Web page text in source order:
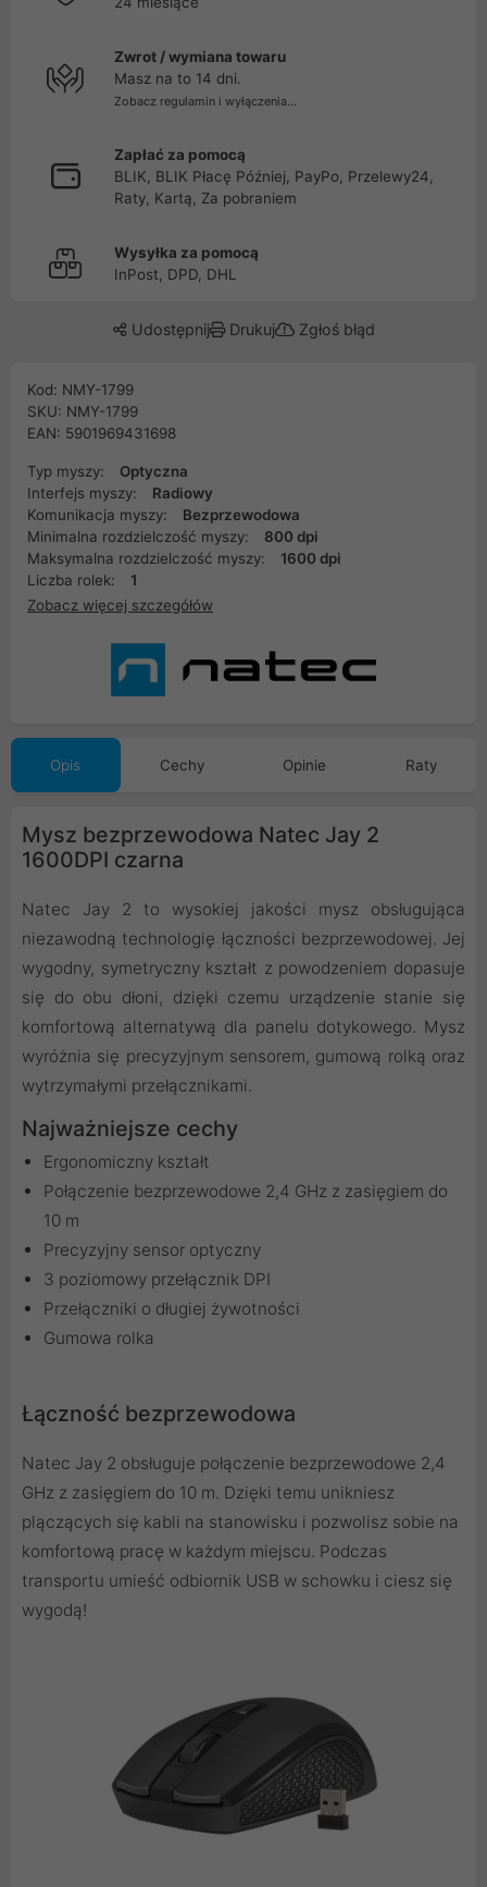
Zwrot / wymiana towaru
Masz na to 14 dni.
Zobacz regulamin i wyłączenia...
Zapłać za pomocą
BLIK, BLIK Płacę Później, PayPo, Przelewy24,
Raty, Kartą, Za pobraniem
Wysyłka za pomocą
InPost, DPD, DHL
Udostępnij Drukuj Zgłoś błąd
Kod: NMY-1799
SKU: NMY-1799
EAN: 5901969431698
Typ myszy:
Optyczna
Interfejs myszy:
Radiowy
Komunikacja myszy:
Bezprzewodowa
Minimalna rozdzielczość myszy:
800 dpi
Maksymalna rozdzielczość myszy:
1600 dpi
Liczba rolek:
1
Zobacz więcej szczegółów
Opis Cechy Opinie Raty
Mysz bezprzewodowa Natec Jay 2
1600DPI czarna
Natec Jay 2 to wysokiej jakości mysz obsługująca
niezawodną technologię łączności bezprzewodowej. Jej
wygodny, symetryczny kształt z powodzeniem dopasuje
się do obu dłoni, dzięki czemu urządzenie stanie się
komfortową alternatywą dla panelu dotykowego. Mysz
wyróżnia się precyzyjnym sensorem, gumową rolką oraz
wytrzymałymi przełącznikami.
Najważniejsze cechy
Ergonomiczny kształt
Połączenie bezprzewodowe 2,4 GHz z zasięgiem do
10 m
Precyzyjny sensor optyczny
3 poziomowy przełącznik DPI
Przełączniki o długiej żywotności
Gumowa rolka
Łączność bezprzewodowa
Natec Jay 2 obsługuje połączenie bezprzewodowe 2,4
GHz z zasięgiem do 10 m. Dzięki temu unikniesz
plączących się kabli na stanowisku i pozwolisz sobie na
komfortową pracę w każdym miejscu. Podczas
transportu umieść odbiornik USB w schowku i ciesz się
wygodą!